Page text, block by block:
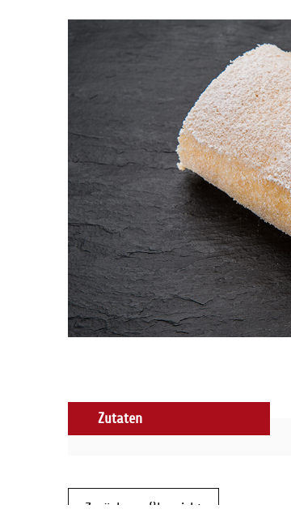
Zutaten
Zurück zur Übersicht